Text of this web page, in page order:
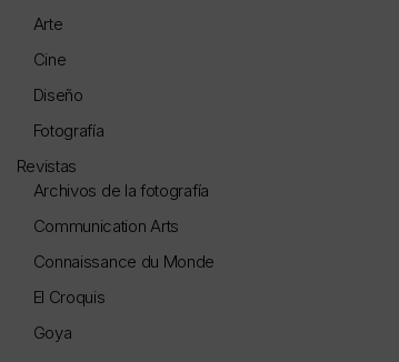
Arte
Cine
Diseño
Fotografía
Revistas
Archivos de la fotografía
Communication Arts
Connaissance du Monde
El Croquis
Goya